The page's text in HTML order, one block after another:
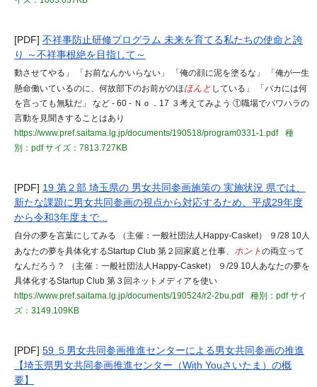
[PDF] 不祥事防止研修プログラム 未来を育てる私たちの使命と誇
り ～不祥事根絶を目指して～
動させてやる」 「お前なんかいらない」 「俺の顔に泥を塗るな」 「俺が一生
懸命働いているのに、何故部下のお前がのほほんと している」 「バカには何
を言っても無駄だ」 など - 60 - Ｎｏ．17 ３考えてみよう ①職場でパワハラの
言動を見聞きすることはあり
https://www.pref.saitama.lg.jp/documents/190518/program0331-1.pdf
種
別：pdfサイズ：7813.727KB
[PDF] 19 第２部 埼玉県の 男女共同参画施策の 実施状況 県では、
新たな課題に男女共同参画の視点から対応するため、平成29年度
から令和3年度まで...
自分の夢を言葉にしてみる （主催：一般社団法人Happy-Casket） ９/28 10人
あなたの夢を具体化するStartup Club 第２回家庭と仕事、 ホントの両立って
なんだろう？ （主催：一般社団法人Happy-Casket） ９/29 10人あなたの夢を
具体化するStartup Club 第３回ネットメディアを使い
https://www.pref.saitama.lg.jp/documents/190524/r2-2bu.pdf
種別：pdfサイ
ズ：3149.109KB
[PDF] 59 ５男女共同参画推進センターによる男女共同参画の推進
【埼玉県男女共同参画推進センター（With Youさいたま）の概
要】